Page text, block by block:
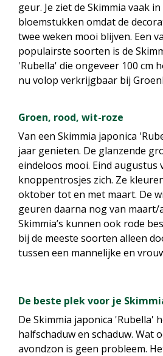
geur. Je ziet de Skimmia vaak
bloemstukken omdat de
twee weken mooi blijven. Een
populairste soorten is de
'Rubella' die ongeveer 100 cm
nu volop verkrijgbaar bij
Groen, rood, wit-roze
Van een Skimmia japonica
jaar genieten. De glanzende
eindeloos mooi. Eind augustus
knoppentrosjes zich. Ze
oktober tot en met maart. De
geuren daarna nog van
Skimmia’s kunnen ook rode
bij de meeste soorten alleen
tussen een mannelijke en
De beste plek voor je
De Skimmia japonica 'Rubella'
halfschaduw en schaduw. Wat
avondzon is geen probleem.